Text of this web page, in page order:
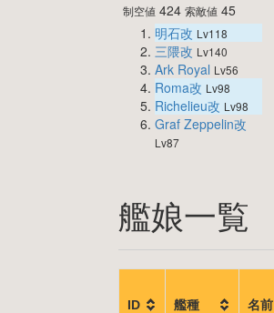
制空値 424 索敵値 45
明石改 Lv118
三隈改 Lv140
Ark Royal Lv56
Roma改 Lv98
Richelieu改 Lv98
Graf Zeppelin改
Lv87
艦娘一覧
ID 艦種 名前